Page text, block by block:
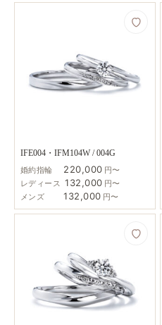
IFE004・IFM104W / 004G
婚約指輪
220,000 円〜
レディース 132,000 円〜
メンズ
132,000 円〜